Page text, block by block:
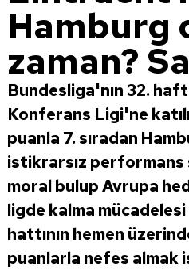
Hamburg
zaman?
Bundesliga'nın 32.
Konferans Ligi'ne
puanla 7. sıradan
istikrarsız
moral bulup Avrupa
ligde kalma
hattının hemen
puanlarla nefes almak